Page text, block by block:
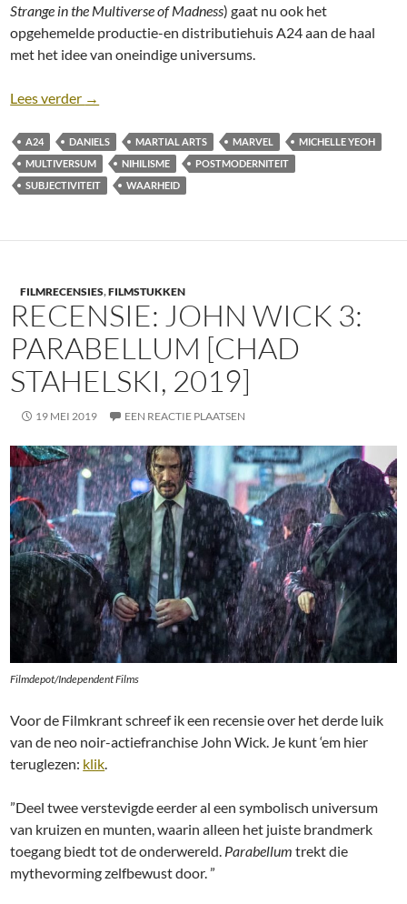
Strange in the Multiverse of Madness) gaat nu ook het
opgehemelde productie-en distributiehuis A24 aan de haal
met het idee van oneindige universums.
Lees verder Recensie: Everything Everywhere All At Once
→
A24 DANIELS MARTIAL ARTS MARVEL
MICHELLE YEOH
MULTIVERSUM
NIHILISME
POSTMODERNITEIT
SUBJECTIVITEIT
WAARHEID
FILMRECENSIES,FILMSTUKKEN
RECENSIE: JOHN WICK 3:
PARABELLUM [CHAD
STAHELSKI, 2019]
19 MEI 2019 EEN REACTIE PLAATSEN
Filmdepot/Independent Films
Voor de Filmkrant schreef ik een recensie over het derde luik
van de neo noir-actiefranchise John Wick. Je kunt ‘em hier
teruglezen: klik.
”Deel twee verstevigde eerder al een symbolisch universum
van kruizen en munten, waarin alleen het juiste brandmerk
toegang biedt tot de onderwereld. Parabellum trekt die
mythevorming zelfbewust door. ”